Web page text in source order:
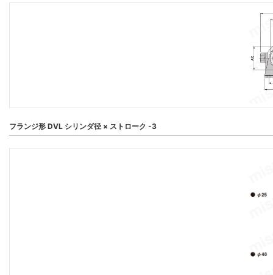
フランジ形 DVL シリンダ径 × ストローク -3